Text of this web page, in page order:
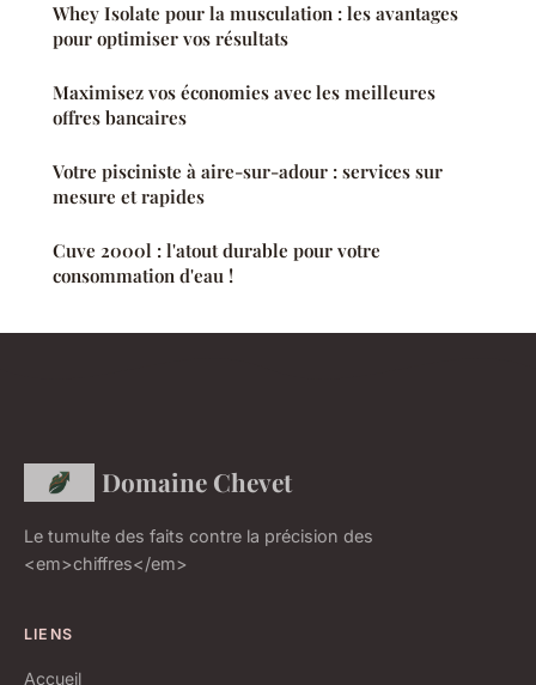
Whey Isolate pour la musculation : les avantages
pour optimiser vos résultats
Maximisez vos économies avec les meilleures
offres bancaires
Votre pisciniste à aire-sur-adour : services sur
mesure et rapides
Cuve 2000l : l'atout durable pour votre
consommation d'eau !
Domaine Chevet
Le tumulte des faits contre la précision des
<em>chiffres</em>
LIENS
Accueil